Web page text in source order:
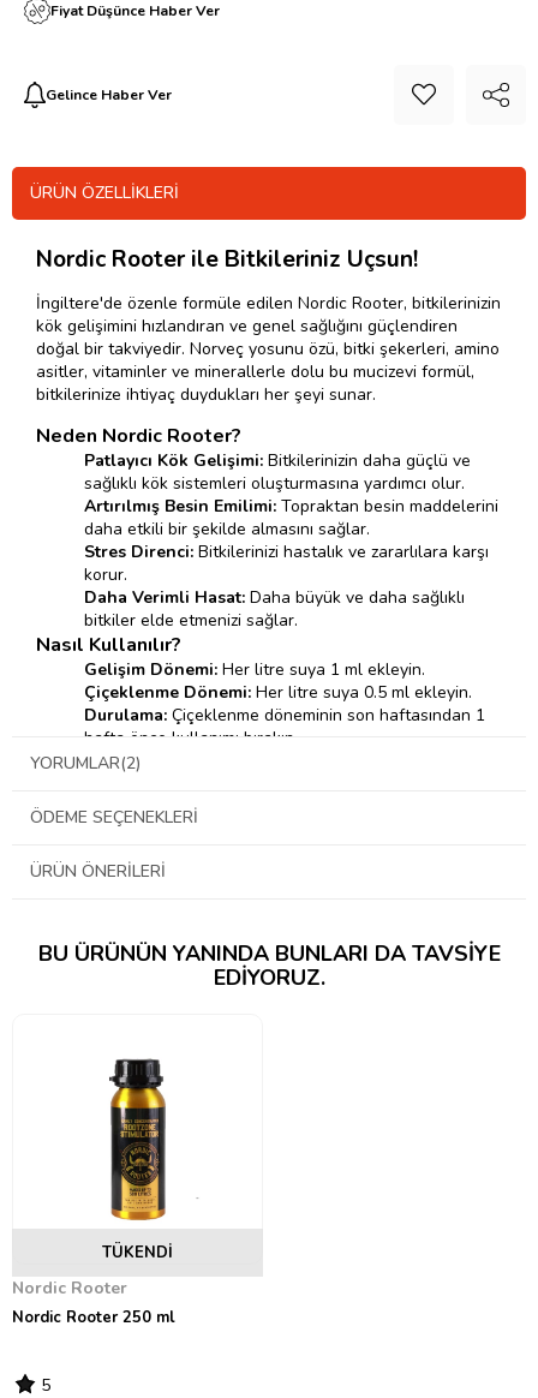
Fiyat Düşünce Haber Ver
Gelince Haber Ver
ÜRÜN ÖZELLIKLERI
Nordic Rooter ile Bitkileriniz Uçsun!
İngiltere'de özenle formüle edilen Nordic Rooter, bitkilerinizin
kök gelişimini hızlandıran ve genel sağlığını güçlendiren
doğal bir takviyedir. Norveç yosunu özü, bitki şekerleri, amino
asitler, vitaminler ve minerallerle dolu bu mucizevi formül,
bitkilerinize ihtiyaç duydukları her şeyi sunar.
Neden Nordic Rooter?
Patlayıcı Kök Gelişimi: Bitkilerinizin daha güçlü ve
sağlıklı kök sistemleri oluşturmasına yardımcı olur.
Artırılmış Besin Emilimi: Topraktan besin maddelerini
daha etkili bir şekilde almasını sağlar.
Stres Direnci: Bitkilerinizi hastalık ve zararlılara karşı
korur.
Daha Verimli Hasat: Daha büyük ve daha sağlıklı
bitkiler elde etmenizi sağlar.
Nasıl Kullanılır?
Gelişim Dönemi: Her litre suya 1 ml ekleyin.
Çiçeklenme Dönemi: Her litre suya 0.5 ml ekleyin.
Durulama: Çiçeklenme döneminin son haftasından 1
hafta önce kullanımı bırakın.
Nordic Rooter'ın İçeriğinde Neler Var?
Norveç Yosunu Özü:
destekler.
Humik ve Fulvik Asitler: Toprağın yapısını iyileştirir.
YORUMLAR(2)
ÖDEME SEÇENEKLERI
ÜRÜN ÖNERILERI
BU ÜRÜNÜN YANINDA BUNLARI DA TAVSIYE
EDIYORUZ.
TÜKENDI
Nordic Rooter
Nordic Rooter 250 ml
5